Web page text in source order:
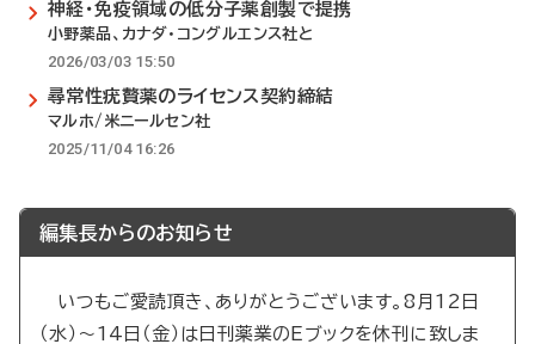
神経・免疫領域の低分子薬創製で提携
小野薬品、カナダ・コングルエンス社と
2026/03/03 15:50
尋常性疣贅薬のライセンス契約締結
マルホ/米ニールセン社
2025/11/04 16:26
編集長からのお知らせ
いつもご愛読頂き、ありがとうございます。8月12日
（水）～14日（金）は日刊薬業のEブックを休刊に致しま